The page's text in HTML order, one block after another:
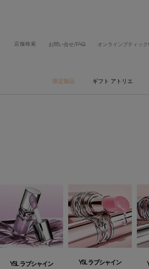
店舗検索 お問い合せ/FAQ オンラインブティック
限定製品 ギフト アトリエ
YSL ラブシャイン
YSL ラブシャイン